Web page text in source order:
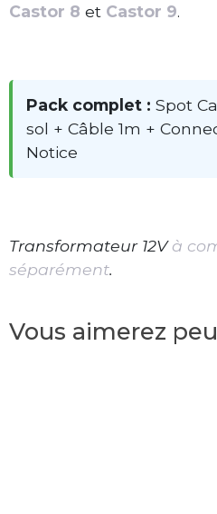
Castor 8 et Castor 9.
Pack complet : Spot
sol + Câble 1m +
Notice
Transformateur 12Và
séparément.
Vous aimerez